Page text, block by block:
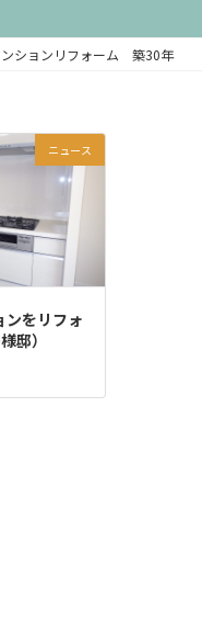
ションリフォーム 築30年
ニュース
ンをリフォ
邸）